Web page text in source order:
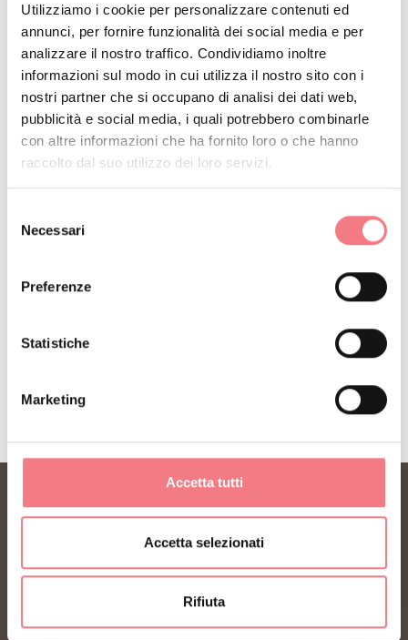
Utilizziamo i cookie per personalizzare contenuti ed
annunci, per fornire funzionalità dei social media e per
analizzare il nostro traffico. Condividiamo inoltre
informazioni sul modo in cui utilizza il nostro sito con i
nostri partner che si occupano di analisi dei dati web,
pubblicità e social media, i quali potrebbero combinarle
con altre informazioni che ha fornito loro o che hanno
raccolto dal suo utilizzo dei loro servizi.
delNecessari
Preferenze
Statistiche
Marketing
Accetta tutti
Accetta selezionati
Rifiuta
RICHIEDI INFORMAZIONI
RESTA IN CONTATTO
Riceverai notizie, informazioni, itinerari, idee e
consigli per la tua vacanza in ogni stagione.